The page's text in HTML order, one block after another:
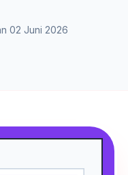
02 Juni 2026